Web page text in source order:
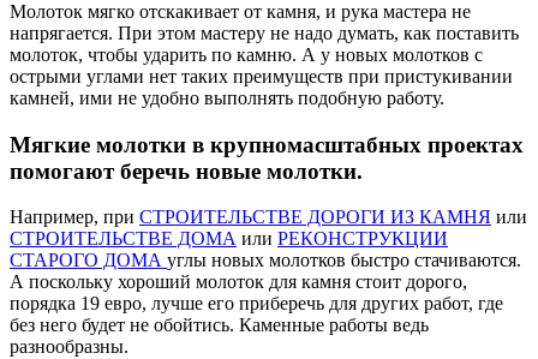
Молоток мягко отскакивает от камня, и рука мастера не
напрягается. При этом мастеру не надо думать, как поставить
молоток, чтобы ударить по камню. А у новых молотков с
острыми углами нет таких преимуществ при пристукивании
камней, ими не удобно выполнять подобную работу.
Мягкие молотки в крупномасштабных проектах
помогают беречь новые молотки.
Например, при СТРОИТЕЛЬСТВЕ ДОРОГИ ИЗ КАМНЯ или
СТРОИТЕЛЬСТВЕ ДОМА или РЕКОНСТРУКЦИИ
СТАРОГО ДОМА углы новых молотков быстро стачиваются.
А поскольку хороший молоток для камня стоит дорого,
порядка 19 евро, лучше его приберечь для других работ, где
без него будет не обойтись. Каменные работы ведь
разнообразны.